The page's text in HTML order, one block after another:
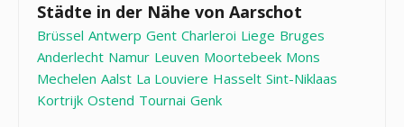
Städte in der Nähe von Aarschot
Brüssel Antwerp Gent Charleroi Liege Bruges
Anderlecht Namur Leuven Moortebeek Mons
Mechelen Aalst La Louviere Hasselt Sint-Niklaas
Kortrijk Ostend Tournai Genk